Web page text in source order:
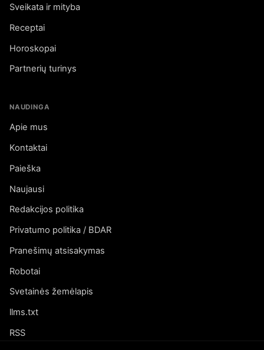
Sveikata ir mityba
Receptai
Horoskopai
Partnerių turinys
NAUDINGA
Apie mus
Kontaktai
Paieška
Naujausi
Redakcijos politika
Privatumo politika / BDAR
Pranešimų atsisakymas
Robotai
Svetainės žemėlapis
llms.txt
RSS